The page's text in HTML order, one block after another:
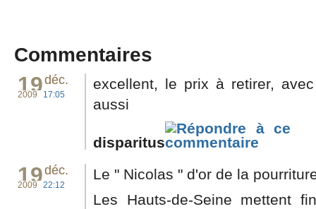
Commentaires
19déc.
2009 17:05
excellent, le prix à retirer,
aussi
disparitus
19déc.
2009 22:12
Le " Nicolas " d'or de la
Les Hauts-de-Seine mettent